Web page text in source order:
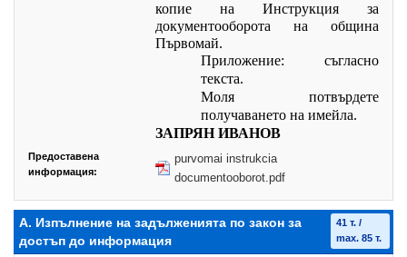
копие на Инструкция за
документооборота на община
Първомай.
Приложение: съгласно
текста.
Моля потвърдете
получаването на имейла.
ЗАПРЯН ИВАНОВ
Предоставена
информация:
purvomai instrukcia
documentooborot.pdf
А. Изпълнение на задълженията по закон за
достъп до информация
41 т. /
max. 85 т.